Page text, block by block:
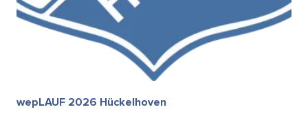
wepLAUF 2026 Hückelhoven